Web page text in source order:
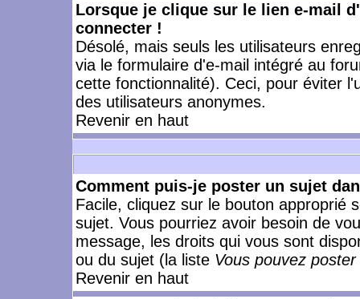
Lorsque je clique sur le lien e-mail
connecter !
Désolé, mais seuls les utilisateurs
via le formulaire d'e-mail intégré au
cette fonctionnalité). Ceci, pour éviter
des utilisateurs anonymes.
Revenir en haut
Comment puis-je poster un sujet
Facile, cliquez sur le bouton approprié
sujet. Vous pourriez avoir besoin de
message, les droits qui vous sont
ou du sujet (la liste Vous pouvez
Revenir en haut